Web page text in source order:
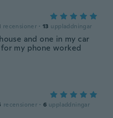
recensioner · 13 uppladdningar
and one in my car
my phone worked
recensioner · 6 uppladdningar